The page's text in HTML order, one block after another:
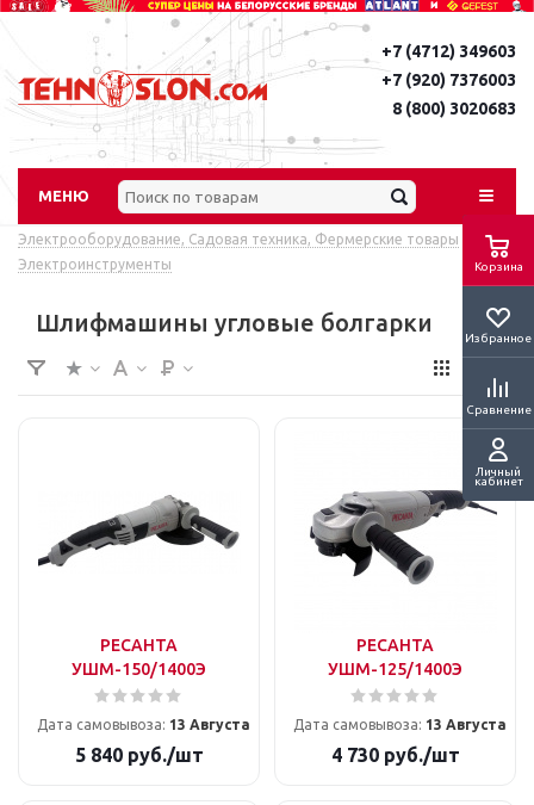
Корзина
Избранное
Сравнение
Личный
кабинет
+7 (4712) 349603
+7 (920) 7376003
8 (800) 3020683
МЕНЮ
Электрооборудование, Садовая техника, Фермерские товары
Электроинструменты
Шлифмашины угловые болгарки
РЕСАНТА
УШМ-150/1400Э
Дата самовывоза: 13 Августа
5 840руб./шт
РЕСАНТА
УШМ-125/1400Э
Дата самовывоза: 13 Августа
4 730руб./шт